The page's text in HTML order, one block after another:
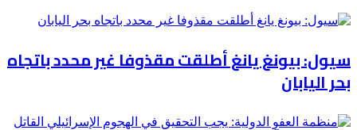
سيول: بيونغ يانغ أطلقت مقذوفا غير محدد باتجاه
بحر اليابان